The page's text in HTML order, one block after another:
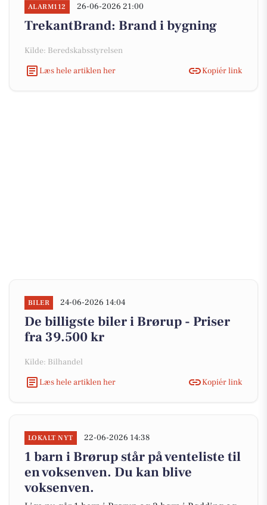
ALARM112 26-06-2026 21:00
TrekantBrand: Brand i bygning
Kilde: Beredskabsstyrelsen
Læs hele artiklen her
Kopiér link
BILER 24-06-2026 14:04
De billigste biler i Brørup - Priser
fra 39.500 kr
Kilde: Bilhandel
Læs hele artiklen her
Kopiér link
LOKALT NYT 22-06-2026 14:38
1 barn i Brørup står på venteliste til
en voksenven. Du kan blive
voksenven.